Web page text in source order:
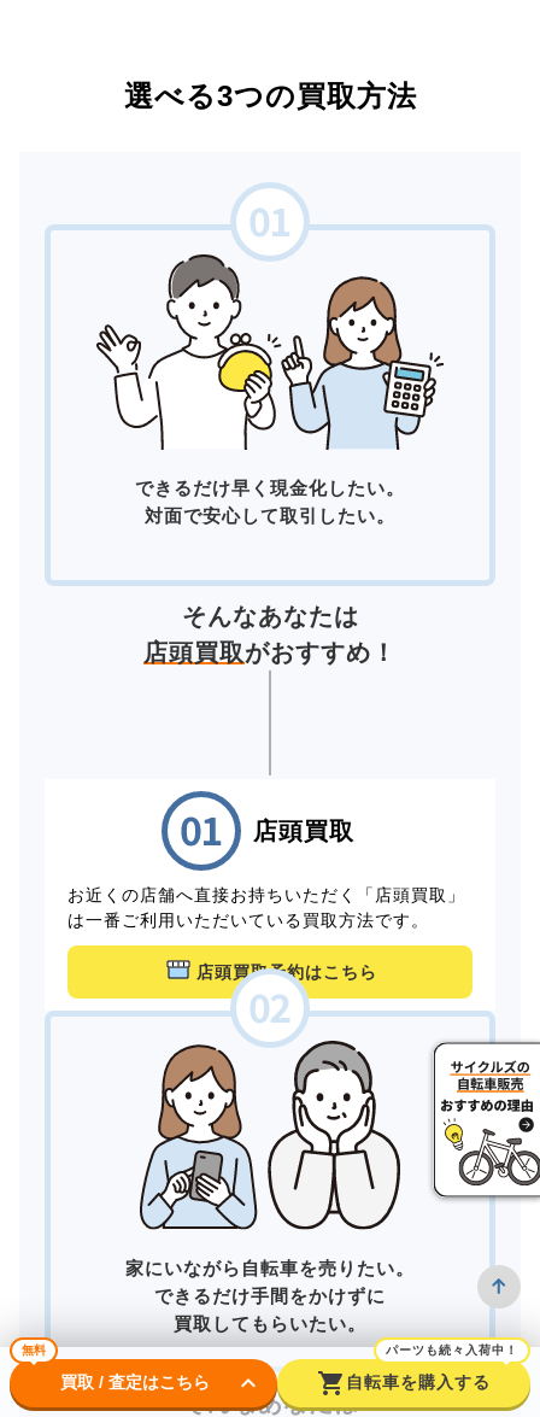
選べる3つの買取方法
できるだけ早く現金化したい。
対面で安心して取引したい。
そんなあなたは
店頭買取がおすすめ！
店頭買取
お近くの店舗へ直接お持ちいただく「店頭買取」
は一番ご利用いただいている買取方法です。
店頭買取予約はこちら
家にいながら自転車を売りたい。
できるだけ手間をかけずに
買取してもらいたい。
そんなあなたは
無料
買取 / 査定はこちら keyboard_arrow_down shopping_cart
パーツも続々入荷中！
自転車を購入する